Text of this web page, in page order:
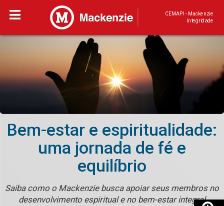
CEMAPI - Mackenzie
Integridade
Bem-estar e espiritualidade:
uma jornada de fé e
equilíbrio
Saiba como o Mackenzie busca apoiar seus membros no
desenvolvimento espiritual e no bem-estar integral